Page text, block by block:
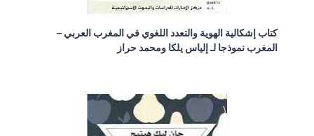
كتاب إشكالية الهوية والتعدد اللغوي في المغرب العربي –
المغرب نموذجا لـ إلياس يلكا ومحمد حراز